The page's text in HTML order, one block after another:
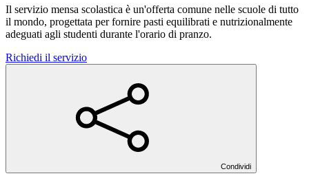
Il servizio mensa scolastica è un'offerta comune nelle scuole di tutto
il mondo, progettata per fornire pasti equilibrati e nutrizionalmente
adeguati agli studenti durante l'orario di pranzo.
Richiedi il servizio
Condividi